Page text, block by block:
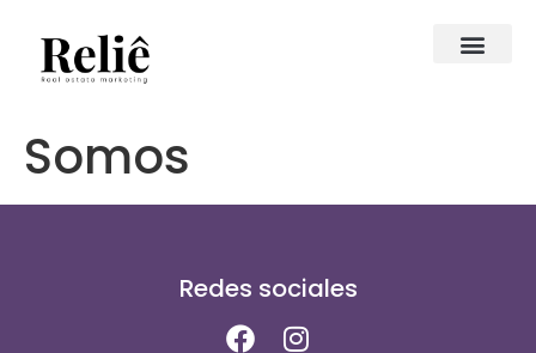
Somos
Redes sociales